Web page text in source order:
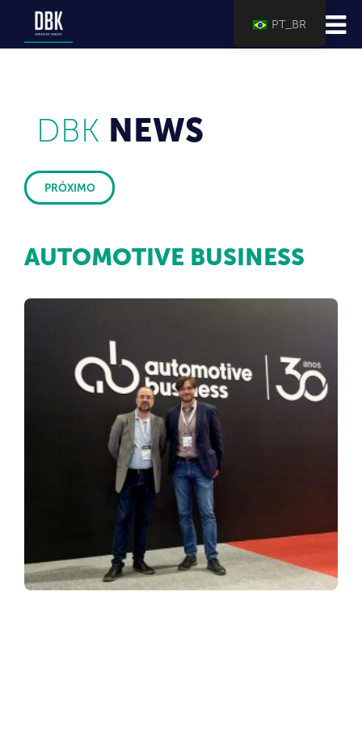
DBK NEWS
PRÓXIMO
AUTOMOTIVE BUSINESS
PT_BR